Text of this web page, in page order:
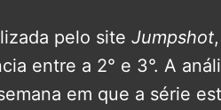
pelo site Jumpshot
entre a 2° e 3°. A
em que a série